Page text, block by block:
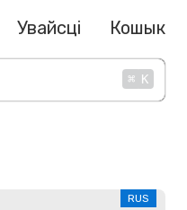
Увайсці Кошык
⌘ K
RUS